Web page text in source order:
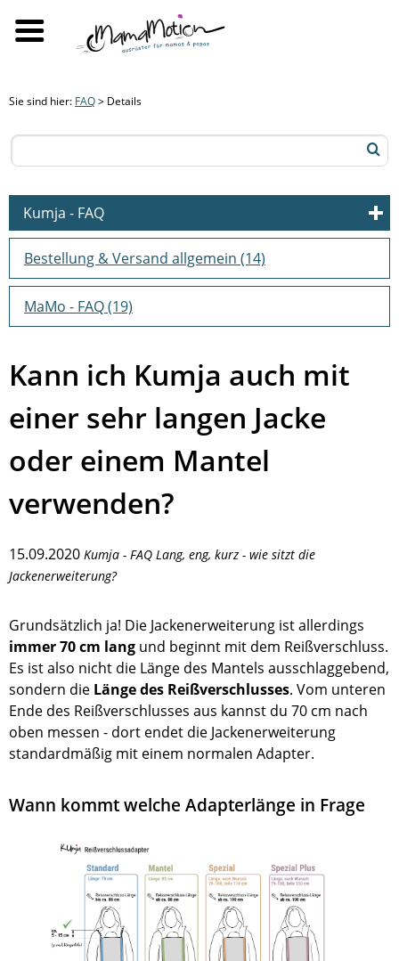
Sie sind hier: FAQ> Details
Kumja - FAQ
Erste Hilfe(10)
Verbindung zur Jacke & Kompatabilitätsfragen
Lang, eng, kurz - wie sitzt die Jackenerweiterung?(10)
andere Reißverschlüsse (kein YKK)
Bestellung & Versand allgemein (14)
MaMo - FAQ(19)
Kann ich Kumja auch mit
einer sehr langen Jacke
oder einem Mantel
verwenden?
15.09.2020 Kumja - FAQ Lang, eng, kurz - wie sitzt die
Jackenerweiterung?
Grundsätzlich ja! Die Jackenerweiterung ist allerdings
immer 70 cm lang und beginnt mit dem Reißverschluss.
Es ist also nicht die Länge des Mantels ausschlaggebend,
sondern die Länge des Reißverschlusses. Vom unteren
Ende des Reißverschlusses aus kannst du 70 cm nach
oben messen - dort endet die Jackenerweiterung
standardmäßig mit einem normalen Adapter.
Wann kommt welche Adapterlänge in Frage